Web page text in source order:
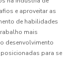
e aproveitar as
de habilidades
mais
desenvolvimento
para se